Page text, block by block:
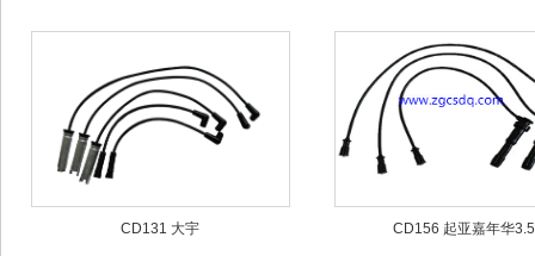
CD131 大宇 CD156 起亚嘉年华3.5